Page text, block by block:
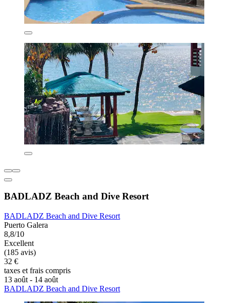
BADLADZ Beach and Dive Resort
BADLADZ Beach and Dive Resort
Puerto Galera
8,8/10
Excellent
(185 avis)
32 €
taxes et frais compris
13 août - 14 août
BADLADZ Beach and Dive Resort